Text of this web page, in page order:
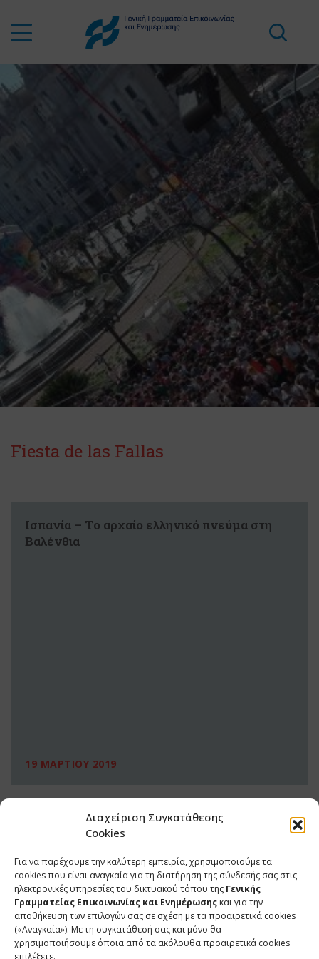
Διαχείριση Συγκατάθεσης
Cookies
Για να παρέχουμε την καλύτερη εμπειρία, χρησιμοποιούμε τα
cookies που είναι αναγκαία για τη διατήρηση της σύνδεσής σας στις
ηλεκτρονικές υπηρεσίες του δικτυακού τόπου της Γενικής
Γραμματείας Επικοινωνίας και Ενημέρωσης και για την
αποθήκευση των επιλογών σας σε σχέση με τα προαιρετικά cookies
(«Αναγκαία»). Με τη συγκατάθεσή σας και μόνο θα
χρησιμοποιήσουμε όποια από τα ακόλουθα προαιρετικά cookies
επιλέξετε.
Fiesta de las Fallas
Ισπανία – Το αρχαίο ελληνικό πνεύμα στη
Βαλένθια
19 ΜΑΡΤΙΟΥ 2019
ΕΠΙΚΟΙΝΩΝΙΑ